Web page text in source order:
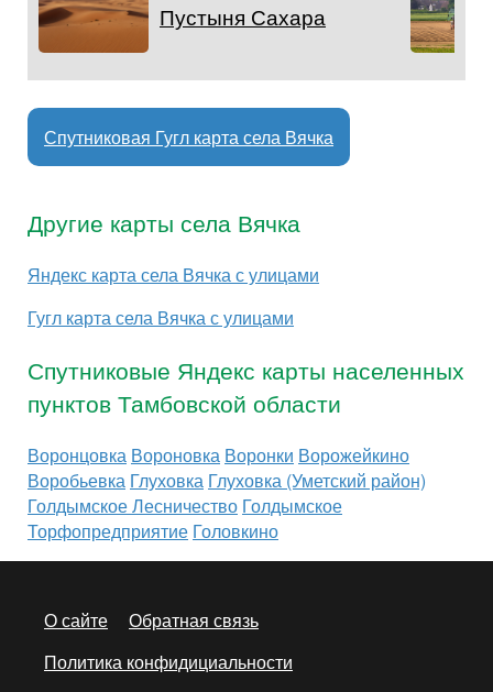
Пустыня Сахара
Спутниковая Гугл карта села Вячка
Другие карты села Вячка
Яндекс карта села Вячка с улицами
Гугл карта села Вячка с улицами
Спутниковые Яндекс карты населенных
пунктов Тамбовской области
Воронцовка Вороновка Воронки Ворожейкино
Воробьевка Глуховка Глуховка (Уметский район)
Голдымское Лесничество Голдымское
Торфопредприятие Головкино
О сайте
Обратная связь
Политика конфидициальности